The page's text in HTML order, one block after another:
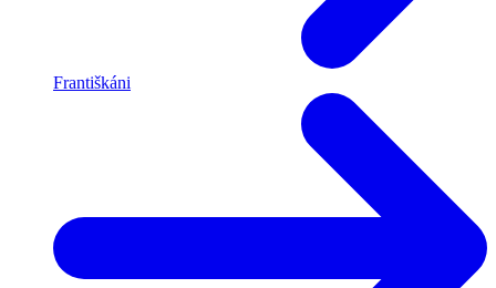
Františkáni